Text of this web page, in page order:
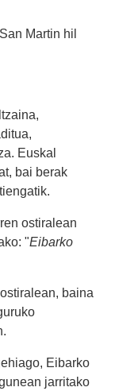
Martin hil
Euskal
bai berak
ostiralean
"Eibarko
baina
Eibarko
jarritako